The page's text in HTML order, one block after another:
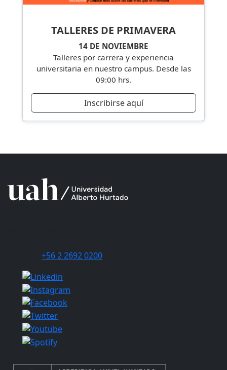
TALLERES DE PRIMAVERA
14 DE NOVIEMBRE
Talleres por carrera y experiencia
universitaria en nuestro campus. Desde las
09:00 hrs.
Inscribirse aquí
+56 2 2692 0200